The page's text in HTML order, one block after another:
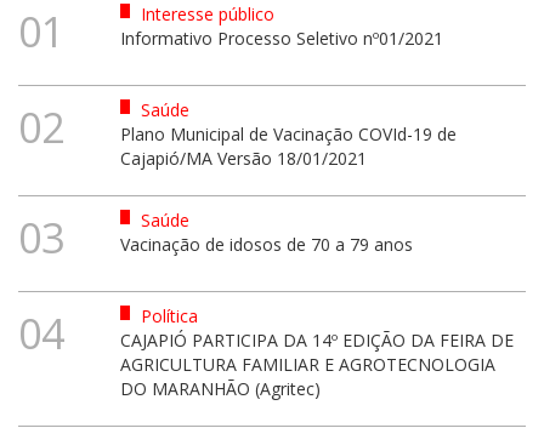
01
Interesse público
Informativo Processo Seletivo nº01/2021
02
Saúde
Plano Municipal de Vacinação COVId-19 de
Cajapió/MA Versão 18/01/2021
03
Saúde
Vacinação de idosos de 70 a 79 anos
04
Política
CAJAPIÓ PARTICIPA DA 14º EDIÇÃO DA FEIRA DE
AGRICULTURA FAMILIAR E AGROTECNOLOGIA
DO MARANHÃO (Agritec)